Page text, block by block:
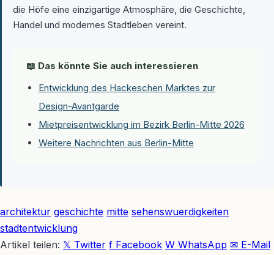
die Höfe eine einzigartige Atmosphäre, die Geschichte,
Handel und modernes Stadtleben vereint.
📖 Das könnte Sie auch interessieren
Entwicklung des Hackeschen Marktes zur
Design-Avantgarde
Mietpreisentwicklung im Bezirk Berlin-Mitte 2026
Weitere Nachrichten aus Berlin-Mitte
architektur geschichte mitte sehenswuerdigkeiten
stadtentwicklung
Artikel teilen: 𝕏 Twitter f Facebook W WhatsApp ✉ E-Mail